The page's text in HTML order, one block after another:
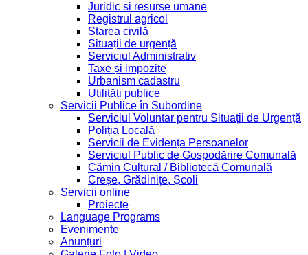
Juridic si resurse umane
Registrul agricol
Starea civilă
Situații de urgență
Serviciul Administrativ
Taxe și impozite
Urbanism cadastru
Utilități publice
Servicii Publice în Subordine
Serviciul Voluntar pentru Situații de Urgență
Poliția Locală
Servicii de Evidența Persoanelor
Serviciul Public de Gospodărire Comunală
Cămin Cultural / Bibliotecă Comunală
Creșe, Grădinițe, Școli
Servicii online
Proiecte
Language Programs
Evenimente
Anunțuri